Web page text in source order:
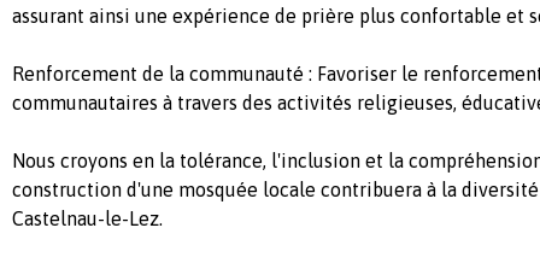
assurant ainsi une expérience de prière plus confortable et
Renforcement de la communauté : Favoriser le
communautaires à travers des activités religieuses,
Nous croyons en la tolérance, l'inclusion et la
construction d'une mosquée locale contribuera à la
Castelnau-le-Lez.